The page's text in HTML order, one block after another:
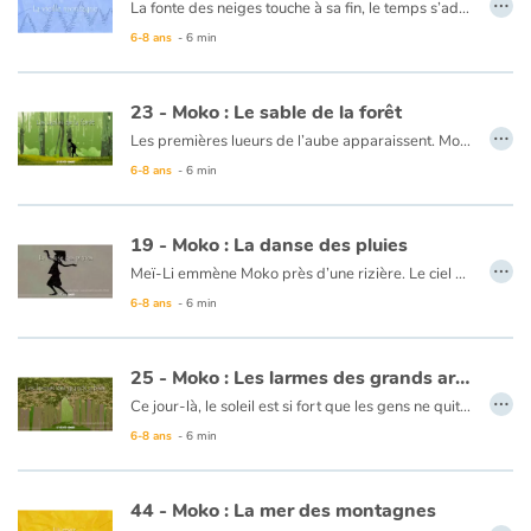
La fonte des neiges touche à sa fin, le temps s’adoucit et la montagne se déshabille de sa blancheur. Alarick et Moko pêchent dans un de ses ruisseaux. N’attrapant rien, ils demandent à un vieil homme où trouver du poisson. Celui-ci leur indique le chemin de la « vieille montagne » Ils découvrent alors une colline, verte, remplie d’arbres fruitiers et de cours d’eau. Ils pensent que cette montagne, plus petite, plus riche, est plus jeune que l’autre car elle n’a pas encore grandi…
Ce livre est disponible en anglais :37 - Moko : The ancient mountain
6-8 ans - 6 min
23 - Moko : Le sable de la forêt
Les premières lueurs de l’aube apparaissent. Moko et Meï-Li vont en forêt pour cueillir des plantes qu’on ne trouve pas ailleurs. Moko la suit car Meï-Li sait ce qu’il faut. Elle détache une feuille et la laisse voler. La feuille se pose et Moko la ramasse. D’un seul coup, ses pieds s’enfoncent dans le sable, il ne peut plus se dégager. Moko crie pour qu’on l’aide. Un homme, suivis de pêcheurs ayant entendus les cris, arrivent et tendent une liane. Moko s’y accroche et les pêcheurs tirent. Moko sort de la terre. Meï-Li et Moko repartent donc en se disant que la forêt est jalouse et possessive car elle voulait garder chaque feuille et chaque plante pour elle seule.
Ce livre est disponible en anglais :23 - Moko : The sands of the forest
6-8 ans - 6 min
…
19 - Moko : La danse des pluies
Meï-Li emmène Moko près d’une rizière. Le ciel est bleu et Moko se dit que dans ce pays, il n’y a pas de nuages. Meï-Li le prévient d’attendre le soir car les pluies viendront danser sur le village. Moko n’y croit pas. Soudain, le ciel s’assombrit, Meï-Li veut rentrer, mais Moko préfère en savoir davantage. Le vent se lève et une énorme bourrasque de pluie balaie tout sur son passage. Meï-Li et Moko se blottissent derrière un rocher. Pour faire passer, la pluie, Meï-Li se met à chanter et à danser. La pluie se calme peu à peu, ils décident donc de rentrer. Moko pense que Meï-Li est une danseuse magique qui a le pouvoir de danser comme la pluie.
Ce livre est disponible en anglais :19 - Moko : Rain dance
6-8 ans - 6 min
…
25 - Moko : Les larmes des grands arbres
Ce jour-là, le soleil est si fort que les gens ne quittent pas leur maison. Moko et Meï-Li se reposent à l’ombre d’un grand arbre. Meï-Li se demande si Moko va repartir, elle pleure et s’en va. Moko tente de la retrouver dans la forêt. Des gouttes d’eau ruissèlent des arbres comme des perles de pluie. La nuit tombe et Moko ne voit plus rien, il s’arrête pour attendre que le jour se lève. Au matin, Meï-Li est là, elle a dans ses mains une pierre transparente. Elle sourit car elle se dit que Moko tient à elle puisqu’il a fait tout ce chemin pour la retrouver. Elle lui offre la pierre pour qu’il ne l’oublie jamais. Moko s’aperçoit que la pluie des grands arbres s’est arrêtée. Il pense alors que la forêt a arrêté de pleurer car Meï-Li est consolée. Ils rentrent au village et se promettent que tout ce qu’ils découvriront dans ce monde, ils reviendront se le dire un jour.
Ce livre est disponible en anglais :25 - Moko : Tears from tall trees
6-8 ans - 6 min
…
44 - Moko : La mer des montagnes